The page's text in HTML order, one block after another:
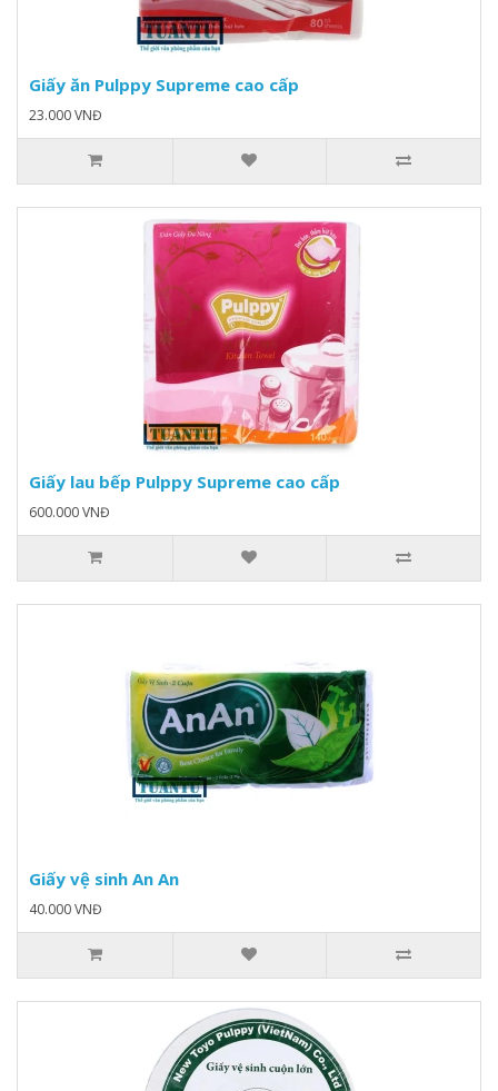
Giấy ăn Pulppy Supreme cao cấp
23.000 VNĐ
Giấy lau bếp Pulppy Supreme cao cấp
600.000 VNĐ
Giấy vệ sinh An An
40.000 VNĐ